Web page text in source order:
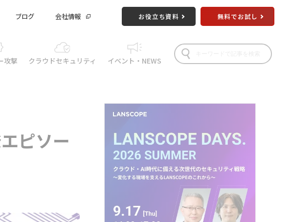
ブログ 会社情報 お役立ち資料 無料でお試し
攻撃 クラウドセキュリティ イベント・NEWS
ピソー